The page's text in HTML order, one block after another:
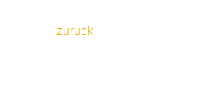
zurück